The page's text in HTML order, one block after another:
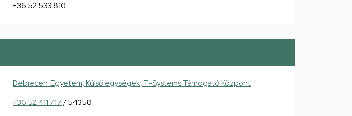
+36 52 533 810
Debreceni Egyetem, Külső egységek, T-Systems Támogató Központ
+36 52 411 717/ 54358